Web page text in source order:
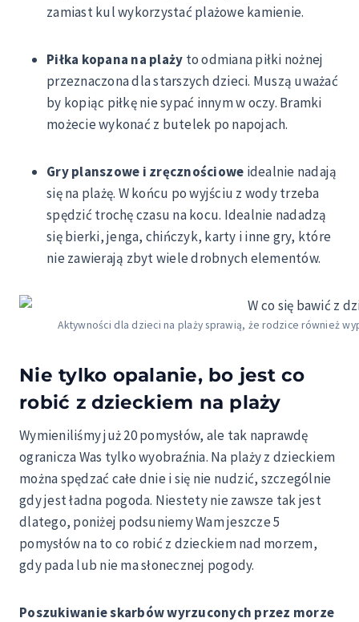
zamiast kul wykorzystać plażowe kamienie.
Piłka kopana na plaży to odmiana piłki nożnej
przeznaczona dla starszych dzieci. Muszą uważać
by kopiąc piłkę nie sypać innym w oczy. Bramki
możecie wykonać z butelek po napojach.
Gry planszowe i zręcznościowe idealnie nadają
się na plażę. W końcu po wyjściu z wody trzeba
spędzić trochę czasu na kocu. Idealnie nadadzą
się bierki, jenga, chińczyk, karty i inne gry, które
nie zawierają zbyt wiele drobnych elementów.
Aktywności dla dzieci na plaży sprawią, że rodzice również
Nie tylko opalanie, bo jest co
robić z dzieckiem na plaży
Wymieniliśmy już 20 pomysłów, ale tak naprawdę
ogranicza Was tylko wyobraźnia. Na plaży z dzieckiem
można spędzać całe dnie i się nie nudzić, szczególnie
gdy jest ładna pogoda. Niestety nie zawsze tak jest
dlatego, poniżej podsuniemy Wam jeszcze 5
pomysłów na to co robić z dzieckiem nad morzem,
gdy pada lub nie ma słonecznej pogody.
Poszukiwanie skarbów wyrzuconych przez morze